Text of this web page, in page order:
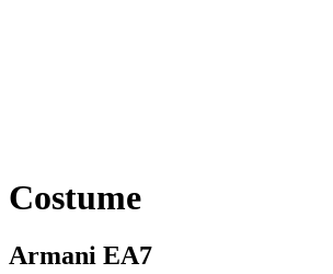
Costume
Armani EA7